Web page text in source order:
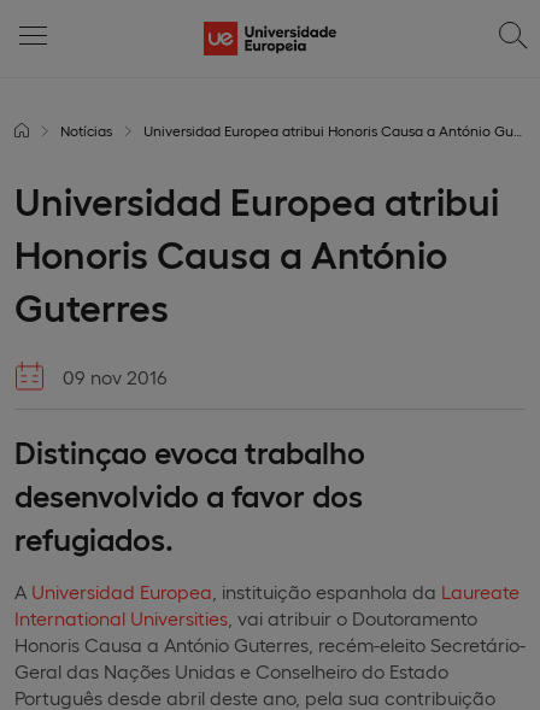
Notícias Universidad Europea atribui Honoris Causa a António Guterres
Universidad Europea atribui
Honoris Causa a António
Guterres
09 nov 2016
Distinçao evoca trabalho
desenvolvido a favor dos
refugiados.
A Universidad Europea , instituição espanhola da Laureate
International Universities , vai atribuir o Doutoramento
Honoris Causa a António Guterres, recém-eleito Secretário-
Geral das Nações Unidas e Conselheiro do Estado
Português desde abril deste ano, pela sua contribuição